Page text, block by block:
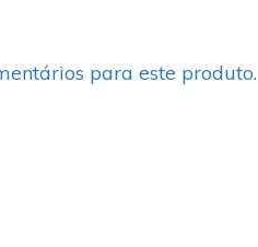
para este produto.